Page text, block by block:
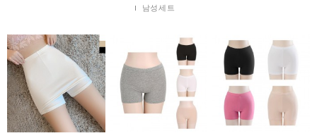
남성세트